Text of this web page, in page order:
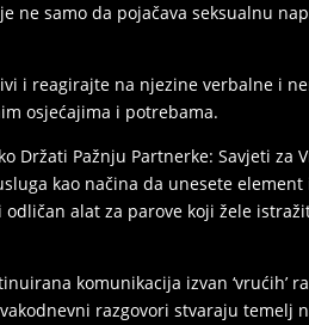
ne samo da pojačava seksualnu
i reagirajte na njezine verbalne i
osjećajima i potrebama.
Držati Pažnju Partnerke: Savjeti za
kao načina da unesete
alat za parove koji žele
komunikacija izvan ‘vrućih’
razgovori stvaraju temelj